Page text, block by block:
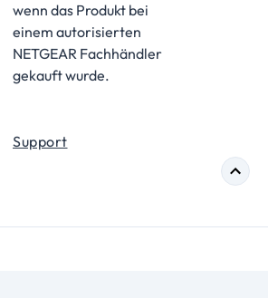
wenn das Produkt bei
einem autorisierten
NETGEAR Fachhändler
gekauft wurde.
Support